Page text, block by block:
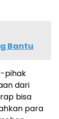
Bantu
pihak
dari
bisa
para